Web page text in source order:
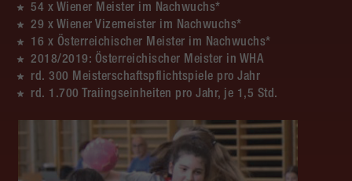
54 x Wiener Meister im Nachwuchs*
29 x Wiener Vizemeister im Nachwuchs*
16 x Österreichischer Meister im Nachwuchs*
2018/2019: Österreichischer Meister in WHA
rd. 300 Meisterschaftspflichtspiele pro Jahr
rd. 1.700 Traiingseinheiten pro Jahr, je 1,5 Std.